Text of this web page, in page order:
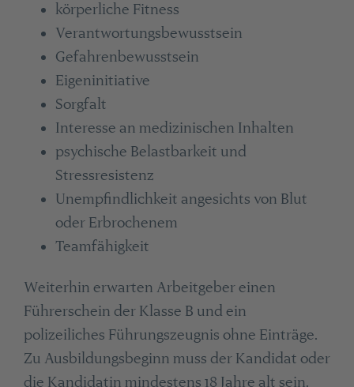
körperliche Fitness
Verantwortungsbewusstsein
Gefahrenbewusstsein
Eigeninitiative
Sorgfalt
Interesse an medizinischen Inhalten
psychische Belastbarkeit und
Stressresistenz
Unempfindlichkeit angesichts von Blut
oder Erbrochenem
Teamfähigkeit
Weiterhin erwarten Arbeitgeber einen
Führerschein der Klasse B und ein
polizeiliches Führungszeugnis ohne Einträge.
Zu Ausbildungsbeginn muss der Kandidat oder
die Kandidatin mindestens 18 Jahre alt sein.